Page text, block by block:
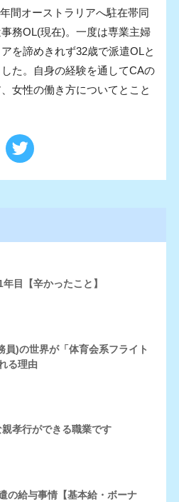
間オーストラリアへ駐在帯同
務OL(現在)。一度は専業主婦
を諦めきれず32歳で派遣OLと
た。自身の経験を通してCAの
女性の働き方についてとこと
目【辛かったこと】
員)の世界が「体育会系フライト
る理由
孝行ができる職業です
の給与事情【基本給・ボーナ